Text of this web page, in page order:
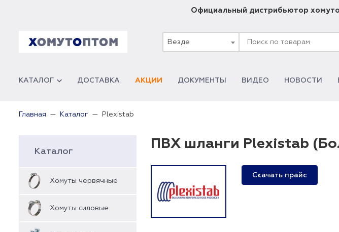
Официальный дистрибьютор
Везде
КАТАЛОГ ДОСТАВКА АКЦИИ ДОКУМЕНТЫ ВИДЕО НОВОСТИ
Главная Каталог Plexistab
Каталог
Хомуты червячные
Хомуты силовые
ПВХ шланги Plexistab
Скачать прайс